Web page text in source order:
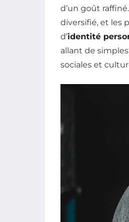
d’un goût
diversifié, et les
d’identité
allant de
sociales et